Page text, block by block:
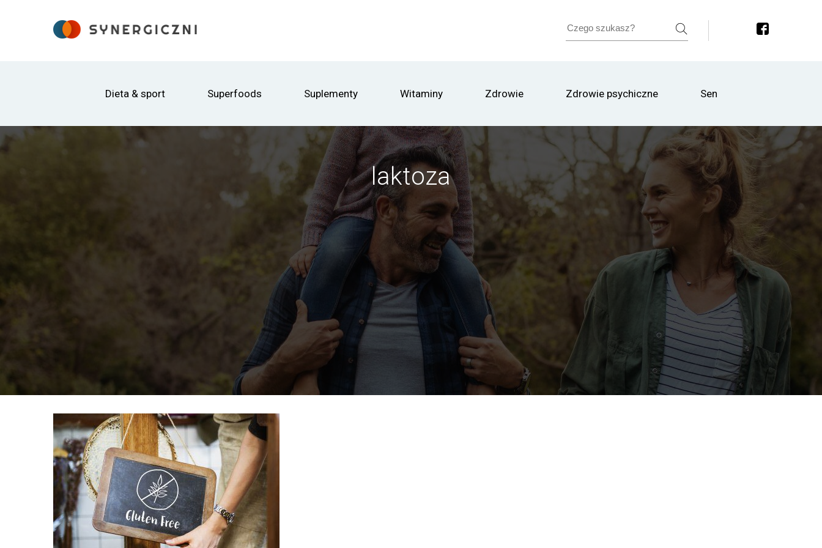
Dieta & sport Superfoods Suplementy Witaminy Zdrowie Zdrowie psychiczne Sen
laktoza